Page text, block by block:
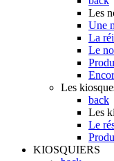
Les
Une
La
Le
Les
back
Les
Le
KIOSQUIERS